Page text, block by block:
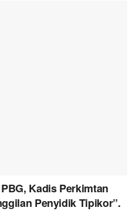
Kadis Perkimtan
Penyidik Tipikor”.